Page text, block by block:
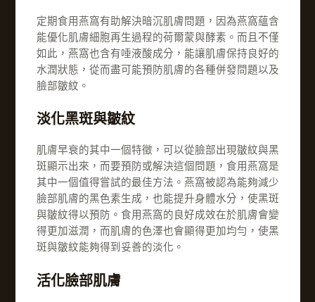
定期食用燕窩有助解決暗沉肌膚問題，因為燕窩蘊含
能優化肌膚細胞再生過程的荷爾蒙與酵素。而且不僅
如此，燕窩也含有唾液酸成分，能讓肌膚保持良好的
水潤狀態，從而盡可能預防肌膚的各種併發問題以及
臉部皺紋。
淡化黑斑與皺紋
肌膚早衰的其中一個特徵，可以從臉部出現皺紋與黑
斑顯示出來，而要預防或解決這個問題，食用燕窩是
其中一個值得嘗試的最佳方法。燕窩被認為能夠減少
臉部肌膚的黑色素生成，也能提升身體水分，使黑斑
與皺紋得以預防。食用燕窩的良好成效在於肌膚會變
得更加滋潤，而肌膚的色澤也會顯得更加均勻，使黑
斑與皺紋能夠得到妥善的淡化。
活化臉部肌膚